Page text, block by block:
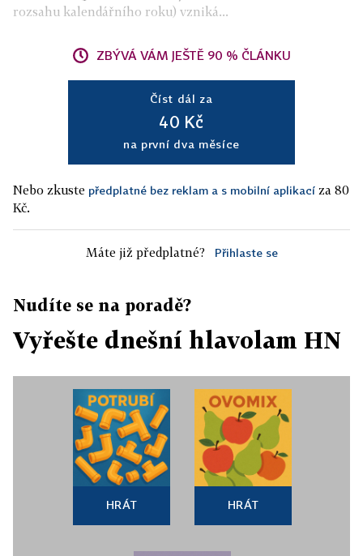
rozsahu kalendářního roku) vzniká...
ZBÝVÁ VÁM JEŠTĚ 90 % ČLÁNKU
Číst dál za
40 Kč
na první dva měsíce
Nebo zkuste předplatné bez reklam a s mobilní aplikací za 80
Kč.
Máte již předplatné? Přihlaste se
Nudíte se na poradě?
Vyřešte dnešní hlavolam HN
HRÁT HRÁT